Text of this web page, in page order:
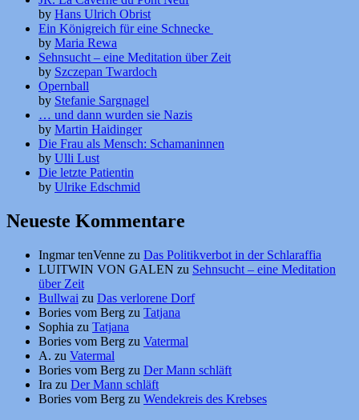
by Hans Ulrich Obrist
Ein Königreich für eine Schnecke
by Maria Rewa
Sehnsucht – eine Meditation über Zeit
by Szczepan Twardoch
Opernball
by Stefanie Sargnagel
… und dann wurden sie Nazis
by Martin Haidinger
Die Frau als Mensch: Schamaninnen
by Ulli Lust
Die letzte Patientin
by Ulrike Edschmid
Neueste Kommentare
Ingmar tenVenne zu Das Politikverbot in der Schlaraffia
LUITWIN VON GALEN zu Sehnsucht – eine Meditation
über Zeit
Bullwai zu Das verlorene Dorf
Bories vom Berg zu Tatjana
Sophia zu Tatjana
Bories vom Berg zu Vatermal
A. zu Vatermal
Bories vom Berg zu Der Mann schläft
Ira zu Der Mann schläft
Bories vom Berg zu Wendekreis des Krebses